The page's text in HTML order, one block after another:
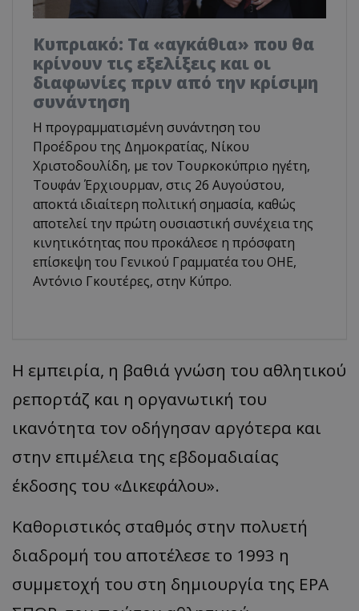
Κυπριακό: Τα «αγκάθια» που θα
κρίνουν τις εξελίξεις και οι
διαφωνίες πριν από την κρίσιμη
συνάντηση
Η προγραμματισμένη συνάντηση του
Προέδρου της Δημοκρατίας, Νίκου
Χριστοδουλίδη, με τον Τουρκοκύπριο ηγέτη,
Τουφάν Έρχιουρμαν, στις 26 Αυγούστου,
αποκτά ιδιαίτερη πολιτική σημασία, καθώς
αποτελεί την πρώτη ουσιαστική συνέχεια της
κινητικότητας που προκάλεσε η πρόσφατη
επίσκεψη του Γενικού Γραμματέα του ΟΗΕ,
Αντόνιο Γκουτέρες, στην Κύπρο.
Η εμπειρία, η βαθιά γνώση του αθλητικού
ρεπορτάζ και η οργανωτική του
ικανότητα τον οδήγησαν αργότερα και
στην επιμέλεια της εβδομαδιαίας
έκδοσης του «Δικεφάλου».
Καθοριστικός σταθμός στην πολυετή
διαδρομή του αποτέλεσε το 1993 η
συμμετοχή του στη δημιουργία της ΕΡΑ